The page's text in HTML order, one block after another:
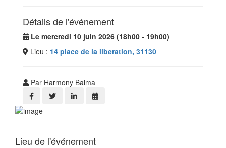
Détails de l'événement
Le mercredi 10 juin 2026 (18h00 - 19h00)
Lieu : 14 place de la liberation, 31130
Par Harmony Balma
Lieu de l'événement